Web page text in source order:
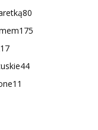
80
175
44
11